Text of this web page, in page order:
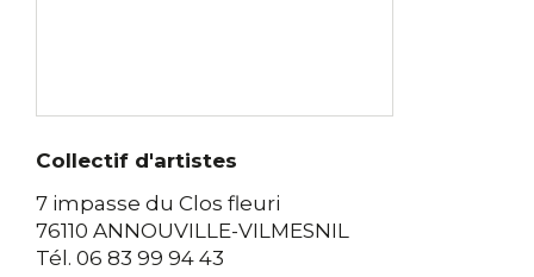
Collectif d'artistes
7 impasse du Clos fleuri
76110 ANNOUVILLE-VILMESNIL
Tél. 06 83 99 94 43